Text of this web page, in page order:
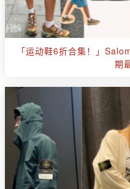
「运动鞋6折合集！」
期